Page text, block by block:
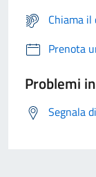
Chiama
Prenota
Problemi
Segnala